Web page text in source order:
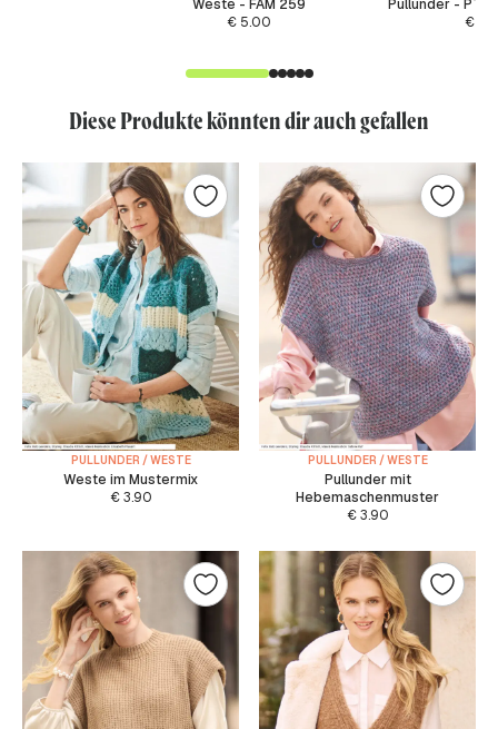
Weste - FAM 259
€ 5.00
Pullunder - PTO
€
Diese Produkte könnten dir auch gefallen
PULLUNDER / WESTE
Weste im Mustermix
€3.90
PULLUNDER / WESTE
Pullunder mit
Hebemaschenmuster
€3.90